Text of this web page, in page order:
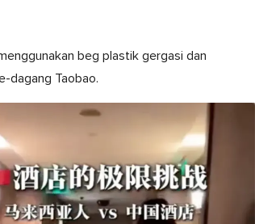
beg plastik gergasi dan
dagang Taobao.